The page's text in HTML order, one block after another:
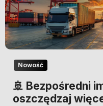
Nowość
🚢 Bezpośredni
oszczędzaj